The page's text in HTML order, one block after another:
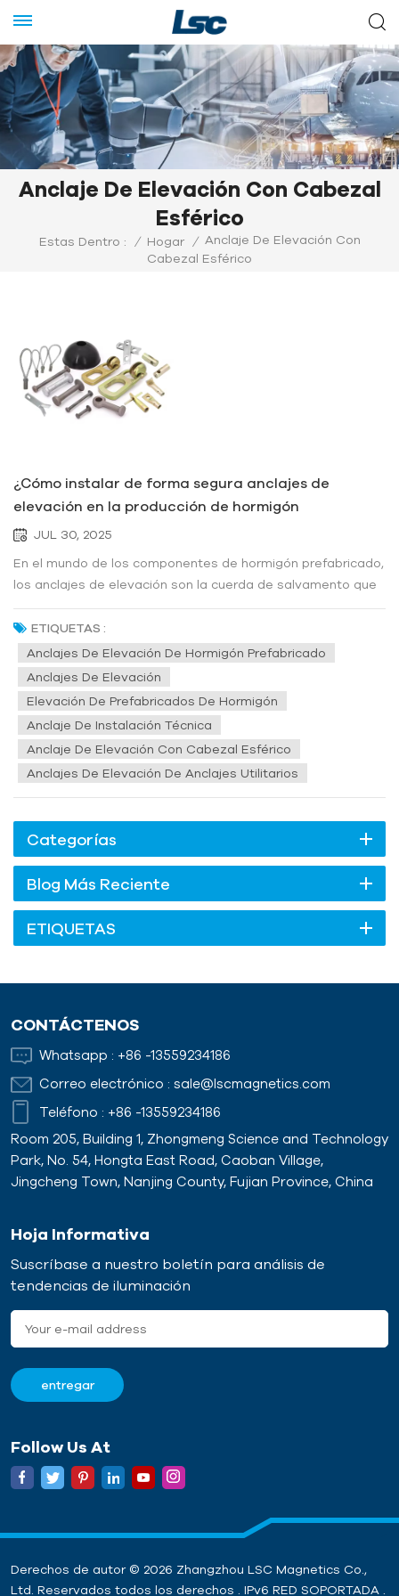
Anclaje De Elevación Con Cabezal
Esférico
Estas Dentro : / Hogar / Anclaje De Elevación Con
Cabezal Esférico
¿Cómo instalar de forma segura anclajes de
elevación en la producción de hormigón
prefabricado?
JUL 30, 2025
En el mundo de los componentes de hormigón prefabricado,
los anclajes de elevación son la cuerda de salvamento que
conecta los componentes con el equipo de elevación. Una
sola instalación incorrecta puede provocar que los
componentes se deslicen, dañen el equipo o incluso causen
la muerte. Instalar...
ETIQUETAS :
Anclajes De Elevación De Hormigón Prefabricado
Anclajes De Elevación
Elevación De Prefabricados De Hormigón
Anclaje De Instalación Técnica
Anclaje De Elevación Con Cabezal Esférico
Anclajes De Elevación De Anclajes Utilitarios
Categorías
Blog Más Reciente
ETIQUETAS
CONTÁCTENOS
Whatsapp : +86 -13559234186
Correo electrónico : sale@lscmagnetics.com
Teléfono : +86 -13559234186
Room 205, Building 1, Zhongmeng Science and Technology
Park, No. 54, Hongta East Road, Caoban Village,
Jingcheng Town, Nanjing County, Fujian Province, China
Hoja Informativa
Suscríbase a nuestro boletín para análisis de
tendencias de iluminación
Follow Us At
Derechos de autor © 2026 Zhangzhou LSC Magnetics Co.,
Ltd. Reservados todos los derechos . IPv6 RED SOPORTADA .